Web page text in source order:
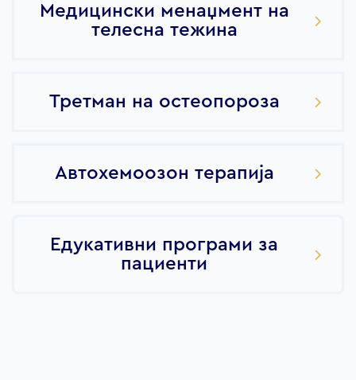
Медицински менаџмент на
телесна тежина
Третман на остеопороза
Автохемоозон терапија
Едукативни програми за
пациенти